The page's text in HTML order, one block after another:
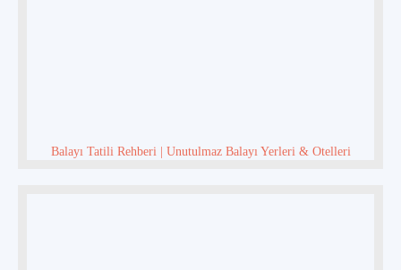
Balayı Tatili Rehberi | Unutulmaz Balayı Yerleri & Otelleri